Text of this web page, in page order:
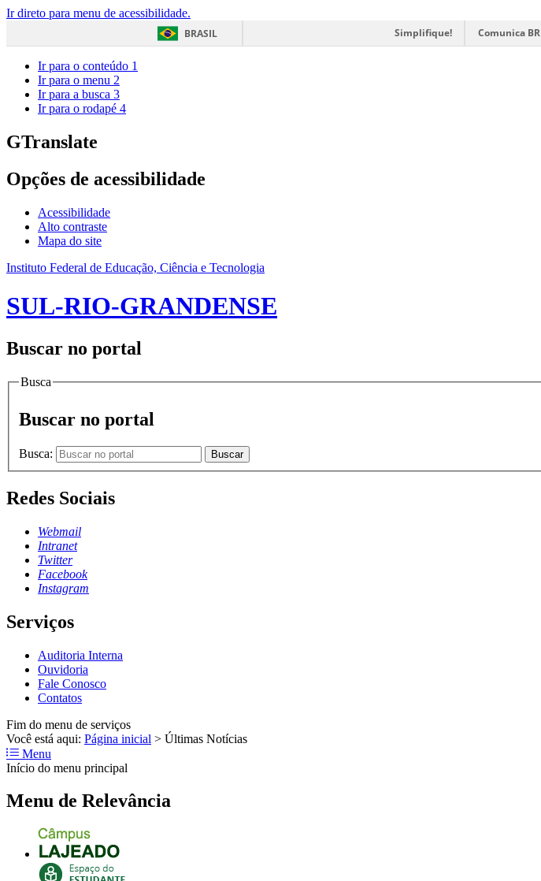
Ir direto para menu de acessibilidade.
BRASIL
Simplifique! Comunica BR
Ir para o conteúdo 1
Ir para o menu 2
Ir para a busca 3
Ir para o rodapé 4
GTranslate
Opções de acessibilidade
Acessibilidade
Alto contraste
Mapa do site
Instituto Federal de Educação, Ciência e Tecnologia
SUL-RIO-GRANDENSE
Buscar no portal
Busca
Buscar no portal
Busca: Buscar
Redes Sociais
Webmail
Intranet
Twitter
Facebook
Instagram
Serviços
Auditoria Interna
Ouvidoria
Fale Conosco
Contatos
Fim do menu de serviços
Você está aqui: Página inicial > Últimas Notícias
Menu
Início do menu principal
Menu de Relevância